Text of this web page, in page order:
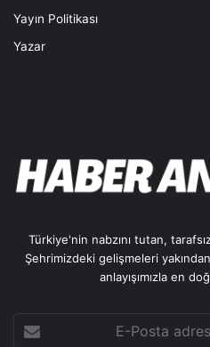
Yayın Politikası
Yazar
Türkiye'nin nabzını tutan,
Şehrimizdeki gelişmeleri
anlayışımızla en
Posta